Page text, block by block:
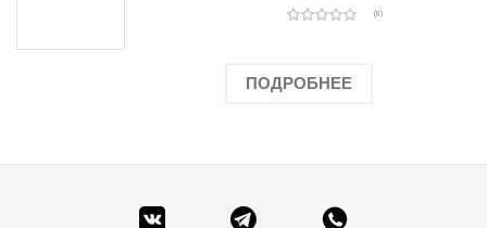
(0)
ПОДРОБНЕЕ